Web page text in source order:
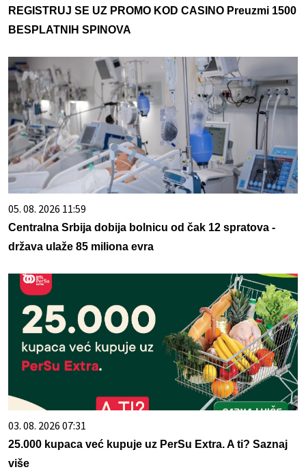
REGISTRUJ SE UZ PROMO KOD CASINO Preuzmi 1500
BESPLATNIH SPINOVA
05. 08. 2026 11:59
Centralna Srbija dobija bolnicu od čak 12 spratova -
država ulaže 85 miliona evra
03. 08. 2026 07:31
25.000 kupaca već kupuje uz PerSu Extra. A ti? Saznaj
više